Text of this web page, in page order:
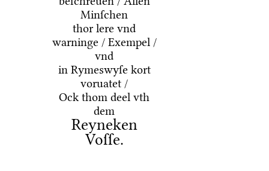
Minſchen
thor lere vnd
warninge / Exempel /
vnd
in Rymeswyſe kort
voruatet /
Ock thom deel vth
dem
Reyneken
Voſſe.